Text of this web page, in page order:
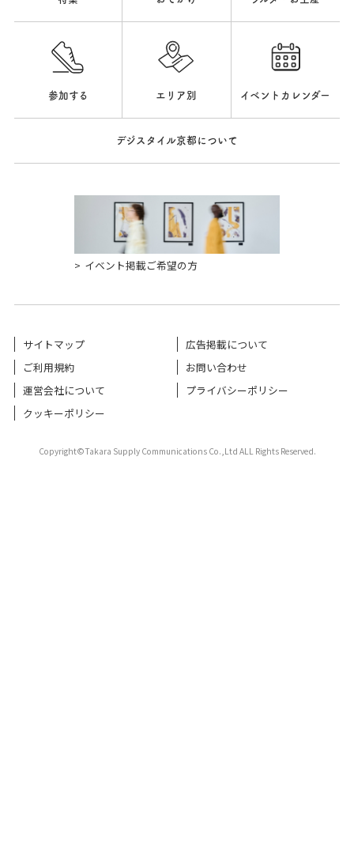
参加する エリア別 イベントカレンダー
デジスタイル京都について
イベント掲載ご希望の方
サイトマップ
広告掲載について
ご利用規約
お問い合わせ
運営会社について
プライバシーポリシー
クッキーポリシー
Copyright©Takara Supply Communications Co.,Ltd ALL Rights Reserved.